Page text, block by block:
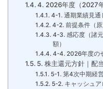
4. 2026年度（2027
4-1. 通期業績見通
4-2. 前提条件（原
4-3. 感応度（諸
額）
4-4. 2026年度の
5. 株主還元方針｜配
5-1. 第4次中期経
5-2. キャッシュ